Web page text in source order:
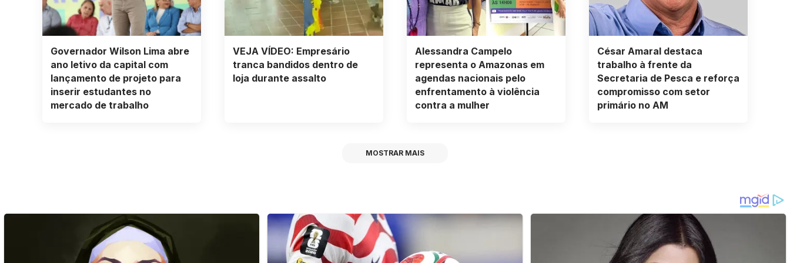
Governador Wilson Lima abre
ano letivo da capital com
lançamento de projeto para
inserir estudantes no
mercado de trabalho
VEJA VÍDEO: Empresário
tranca bandidos dentro de
loja durante assalto
Alessandra Campelo
representa o Amazonas em
agendas nacionais pelo
enfrentamento à violência
contra a mulher
César Amaral destaca
trabalho à frente da
Secretaria de Pesca e reforça
compromisso com setor
primário no AM
MOSTRAR MAIS